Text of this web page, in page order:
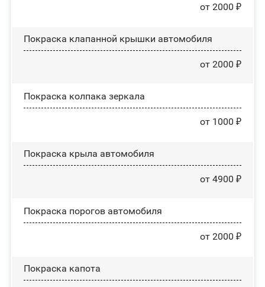
от 2000 ₽
Покраска клапанной крышки автомобиля
от 2000 ₽
Покраска колпака зеркала
от 1000 ₽
Покраска крыла автомобиля
от 4900 ₽
Покраска порогов автомобиля
от 2000 ₽
Покраска капота